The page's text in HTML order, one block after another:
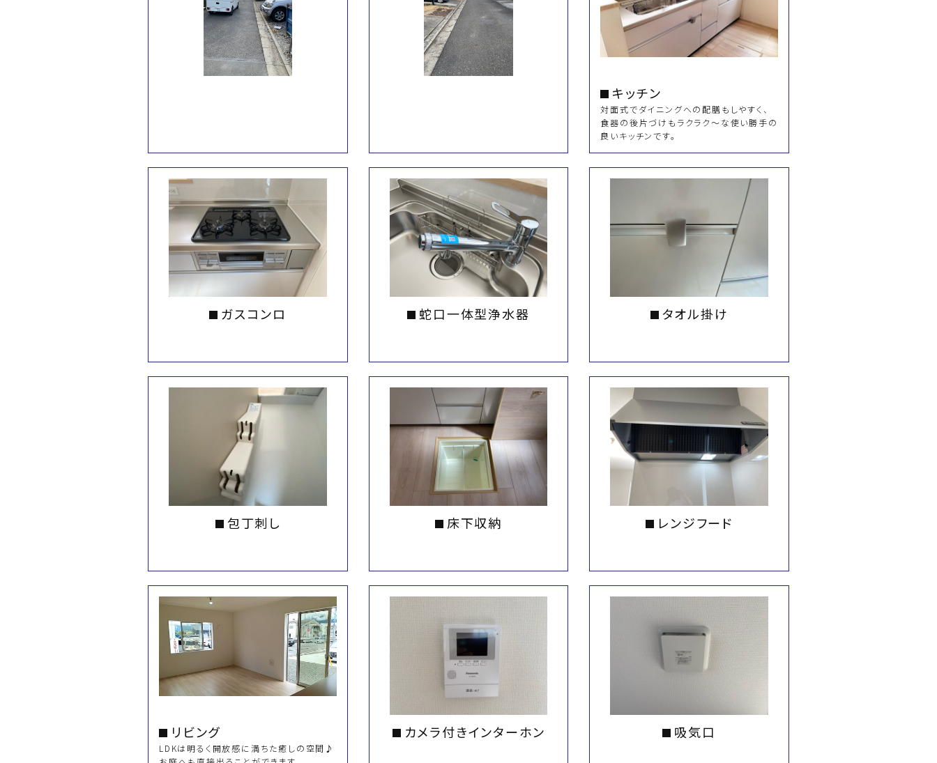
キッチン
対面式でダイニングへの配膳もしやすく、
食器の後片づけもラクラク～な使い勝手の
良いキッチンです。
ガスコンロ 蛇口一体型浄水器 タオル掛け
包丁刺し 床下収納 レンジフード
リビング
LDKは明るく開放感に満ちた癒しの空間♪
カメラ付きインターホン 吸気口